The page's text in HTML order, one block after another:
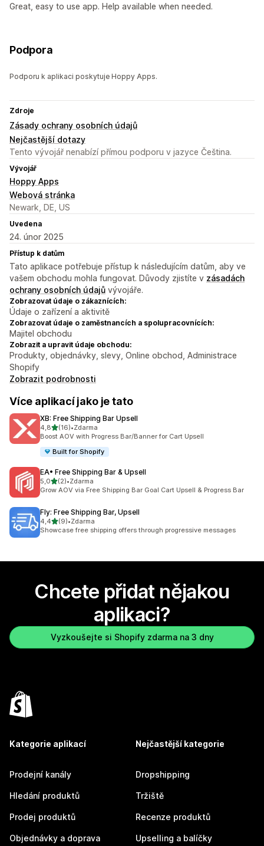
Great, easy to use app. Help available when needed.
Podpora
Podporu k aplikaci poskytuje Hoppy Apps.
Zdroje
Zásady ochrany osobních údajů
Nejčastější dotazy
Tento vývojář nenabízí přímou podporu v jazyce Čeština.
Vývojář
Hoppy Apps
Webová stránka
Newark, DE, US
Uvedena
24. únor 2025
Přístup k datům
Tato aplikace potřebuje přístup k následujícím datům, aby ve
vašem obchodu mohla fungovat. Důvody zjistíte v zásadách
ochrany osobních údajů vývojáře.
Zobrazovat údaje o zákaznících:
Údaje o zařízení a aktivitě
Zobrazovat údaje o zaměstnancích a spolupracovnících:
Majitel obchodu
Zobrazit a upravit údaje obchodu:
Produkty, objednávky, slevy, Online obchod, Administrace
Shopify
Zobrazit podrobnosti
Více aplikací jako je tato
XB: Free Shipping Bar Upsell
4,8z 5 hvězd
(16)
Celkový počet recenzí: 16
•Zdarma
Boost AOV with Progress Bar/Banner for Cart Upsell
Built for Shopify
EA• Free Shipping Bar & Upsell
5,0z 5 hvězd
(2)
Celkový počet recenzí: 2
•Zdarma
Grow AOV via Free Shipping Bar Goal Cart Upsell & Progress Bar
Fly: Free Shipping Bar, Upsell
4,4z 5 hvězd
(9)
Celkový počet recenzí: 9
•Zdarma
Showcase free shipping offers through progressive messages
Chcete přidat nějakou
aplikaci?
Vyzkoušejte si Shopify zdarma na 3 dny
Kategorie aplikací
Prodejní kanály
Hledání produktů
Prodej produktů
Objednávky a doprava
Nejčastější kategorie
Dropshipping
Tržiště
Recenze produktů
Upselling a balíčky